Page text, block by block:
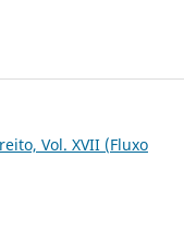
Vol. XVII (Fluxo